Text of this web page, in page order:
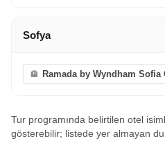
Sofya
Ramada by Wyndham Sofia
Tur programında belirtilen otel
gösterebilir; listede yer almayan